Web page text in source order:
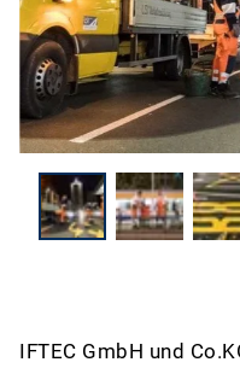
IFTEC GmbH und